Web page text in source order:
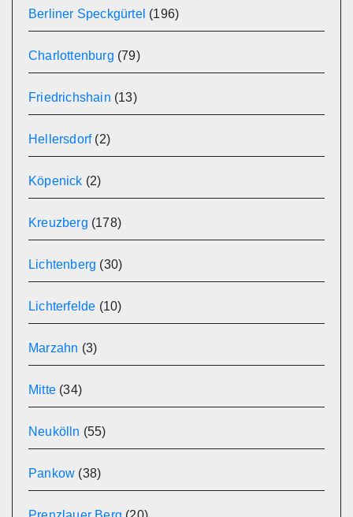
Berliner Speckgürtel (196)
Charlottenburg (79)
Friedrichshain (13)
Hellersdorf(2)
Köpenick (2)
Kreuzberg (178)
Lichtenberg (30)
Lichterfelde (10)
Marzahn (3)
Mitte (34)
Neukölln (55)
Pankow (38)